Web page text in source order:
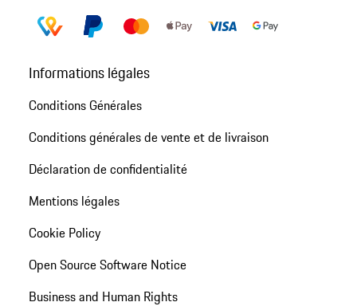
Informations légales
Conditions Générales
Conditions générales de vente et de livraison
Déclaration de confidentialité
Mentions légales
Cookie Policy
Open Source Software Notice
Business and Human Rights